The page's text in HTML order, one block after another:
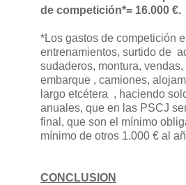
de competición*= 16.000 €.
*Los gastos de competición
entrenamientos, surtido de
sudaderos, montura,
embarque , camiones,
largo etcétera , haciendo
anuales, que en las PSCJ
final, que son el mínimo
mínimo de otros 1.000 € al
CONCLUSION